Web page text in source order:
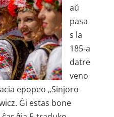
aŭ
pasa
s la
185-a
datre
veno
epopeo „Sinjoro
Ĝi estas bone